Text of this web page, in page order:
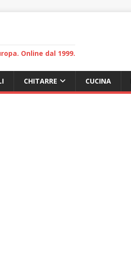
Online dal 1999.
CHITARRE CUCINA